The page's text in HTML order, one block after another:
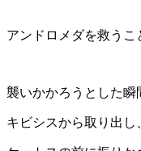
アンドロメダを救うこ
襲いかかろうとした瞬
キビシスから取り出し